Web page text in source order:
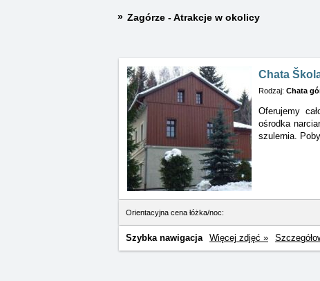
Zagórze - Atrakcje w okolicy
Chata
Rodzaj: Chata
Oferujemy
ośrodka
szulernia.
Orientacyjna cena łóżka/noc:
Szybka nawigacja Więcej zdjęć »